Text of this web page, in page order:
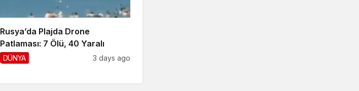
Rusya’da Plajda Drone
Patlaması: 7 Ölü, 40 Yaralı
DÜNYA 3 days ago